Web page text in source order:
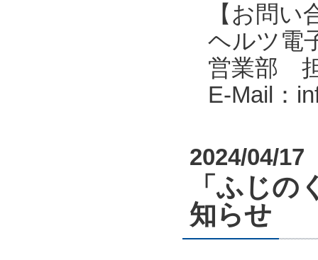
【お問い
ヘルツ電
営業部
E-Mail：
2024/04/17
「ふじ
知らせ